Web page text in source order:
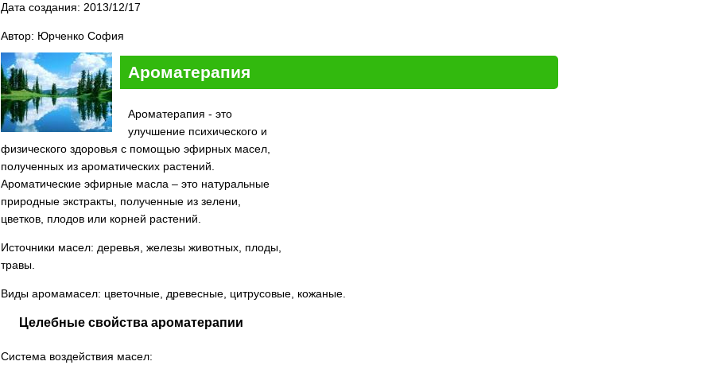
Дата создания: 2013/12/17
Автор: Юрченко София
Ароматерапия
Ароматерапия - это
улучшение психического и
физического здоровья с помощью эфирных масел,
полученных из ароматических растений.
Ароматические эфирные масла – это натуральные
природные экстракты, полученные из зелени,
цветков, плодов или корней растений.
Источники масел: деревья, железы животных, плоды,
травы.
Виды аромамасел: цветочные, древесные, цитрусовые, кожаные.
Целебные свойства ароматерапии
Система воздействия масел: